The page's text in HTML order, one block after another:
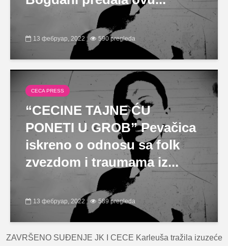
13 фебруар, 2022 590 pregleda
CECA PRESS
“CECINE TAJNE ĆU
PONETI U GROB” Pevačica
iskreno o odnosu sa folk
zvezdom i traumama iz...
13 фебруар, 2022 589 pregleda
ZAVRŠENO SUĐENJE JK I CECE Karleuša tražila izuzeće